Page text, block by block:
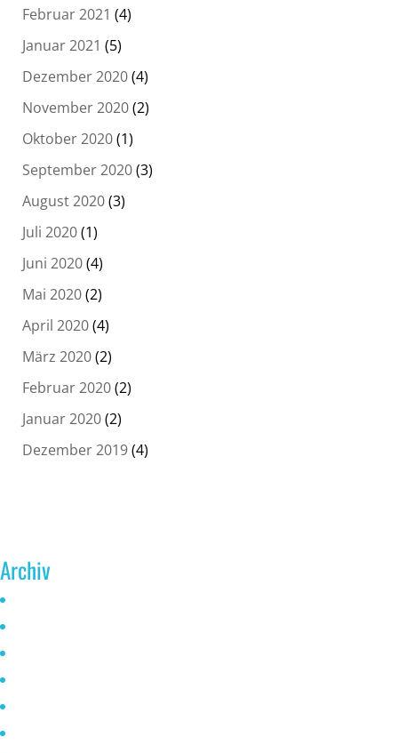
Februar 2021 (4)
Januar 2021 (5)
Dezember 2020(4)
November 2020(2)
Oktober 2020(1)
September 2020(3)
August 2020(3)
Juli 2020(1)
Juni 2020(4)
Mai 2020(2)
April 2020(4)
März 2020(2)
Februar 2020(2)
Januar 2020(2)
Dezember 2019(4)
Archiv